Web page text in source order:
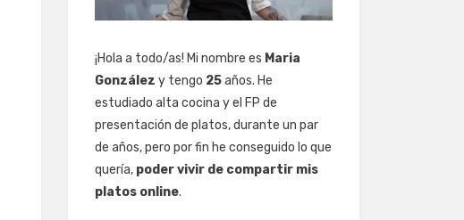
¡Hola a todo/as! Mi nombre es Maria
González y tengo 25años. He
estudiado alta cocina y el FP de
presentación de platos, durante un par
de años, pero por fin he conseguido lo que
quería, poder vivir de compartir mis
platos online.